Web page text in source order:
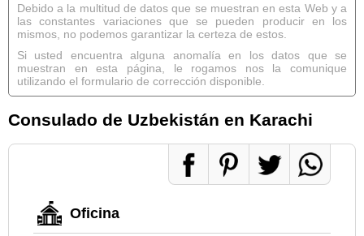
Debido a la multitud de datos que se muestran en esta Web y a
las constantes variaciones que se pueden producir en los
mismos, no podemos garantizar la certeza de estos.
Si usted encuentra alguna anomalía en los datos que se
muestran en esta página, le rogamos nos la comunique
utilizando el formulario de corrección disponible.
Consulado de Uzbekistán en Karachi
Oficina